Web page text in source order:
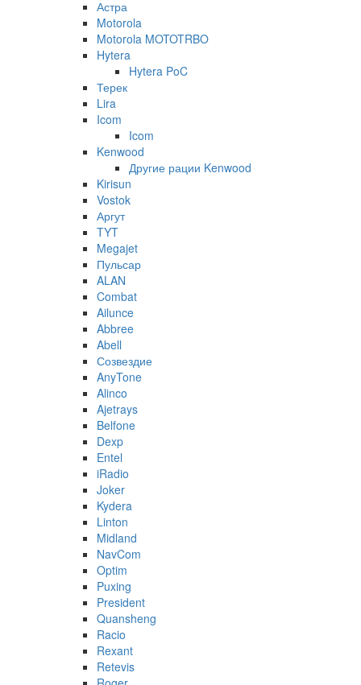
Астра
Motorola
Motorola MOTOTRBO
Hytera
Hytera PoC
Терек
Lira
Icom
Icom
Kenwood
Другие рации Kenwood
Kirisun
Vostok
Аргут
TYT
Megajet
Пульсар
ALAN
Combat
Ailunce
Abbree
Abell
Созвездие
AnyTone
Alinco
Ajetrays
Belfone
Dexp
Entel
iRadio
Joker
Kydera
Linton
Midland
NavCom
Optim
Puxing
President
Quansheng
Racio
Rexant
Retevis